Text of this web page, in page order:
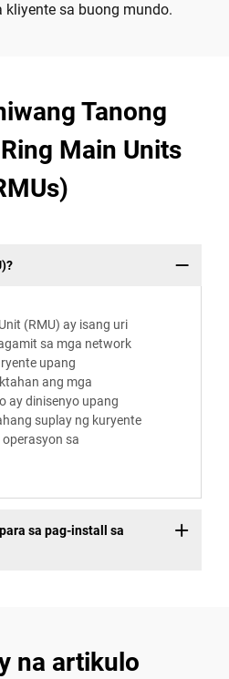
sa buong mundo.
Tanong
Main Units
(RMU) ay isang uri
sa mga network
upang
ang mga
ay dinisenyo upang
suplay ng kuryente
sa
sa pag-install sa
na artikulo